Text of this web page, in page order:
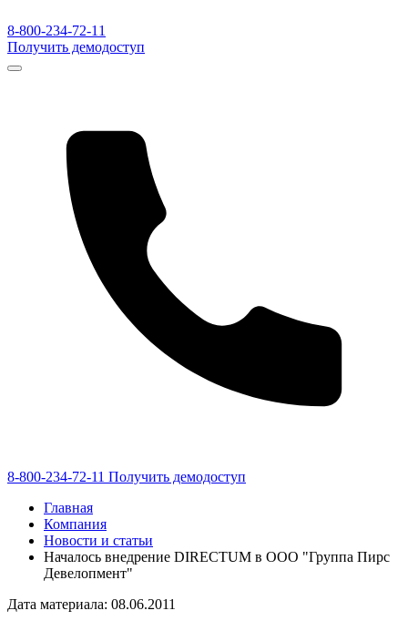
8-800-234-72-11
Получить демодоступ
8-800-234-72-11 Получить демодоступ
Главная
Компания
Новости и статьи
Началось внедрение DIRECTUM в ООО "Группа Пирс
Девелопмент"
Дата материала: 08.06.2011